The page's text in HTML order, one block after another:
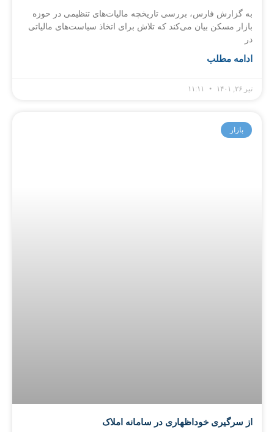
به گزارش فارس، بررسی تاریخچه مالیات‌های تنظیمی در حوزه
بازار مسکن بیان می‌کند که تلاش برای اتخاذ سیاست‌های مالیاتی
در
ادامه مطلب
تیر ۲۶, ۱۴۰۱
بازار
از سرگیری خوداظهاری در سامانه املاک